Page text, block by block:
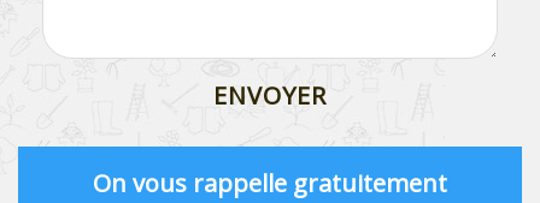
On vous rappelle gratuitement